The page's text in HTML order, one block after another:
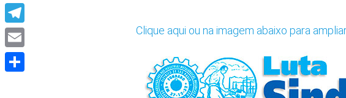
Clique aqui ou na imagem abaixo para
WhatsApp
Telegram
Email